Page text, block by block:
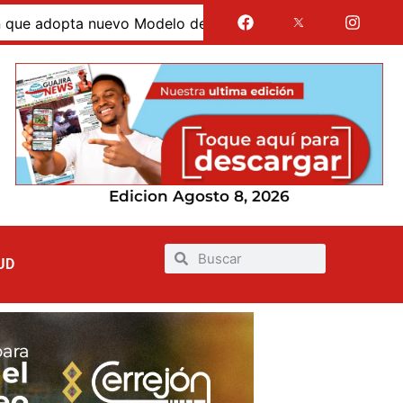
nuevo Modelo de Atención Integral en La Guajira
Edicion Agosto 8, 2026